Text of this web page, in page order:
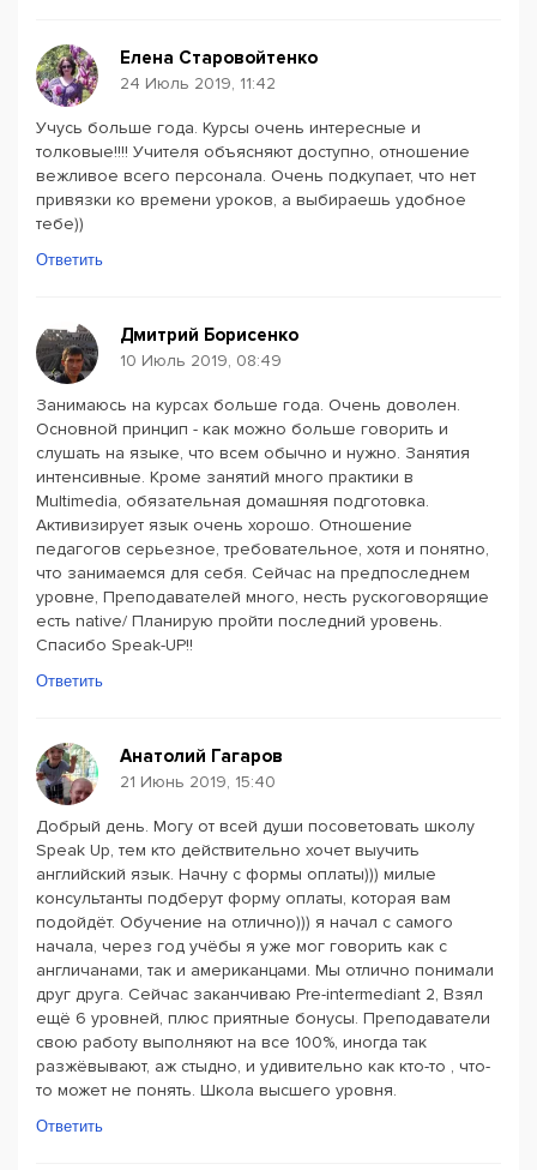
Елена Старовойтенко
24 Июль 2019, 11:42
Учусь больше года. Курсы очень интересные и
толковые!!!! Учителя объясняют доступно, отношение
вежливое всего персонала. Очень подкупает, что нет
привязки ко времени уроков, а выбираешь удобное
тебе))
Ответить
Дмитрий Борисенко
10 Июль 2019, 08:49
Занимаюсь на курсах больше года. Очень доволен.
Основной принцип - как можно больше говорить и
слушать на языке, что всем обычно и нужно. Занятия
интенсивные. Кроме занятий много практики в
Multimedia, обязательная домашняя подготовка.
Активизирует язык очень хорошо. Отношение
педагогов серьезное, требовательное, хотя и понятно,
что занимаемся для себя. Сейчас на предпоследнем
уровне, Преподавателей много, несть рускоговорящие
есть native/ Планирую пройти последний уровень.
Спасибо Speak-UP!!
Ответить
Анатолий Гагаров
21 Июнь 2019, 15:40
Добрый день. Могу от всей души посоветовать школу
Speak Up, тем кто действительно хочет выучить
английский язык. Начну с формы оплаты))) милые
консультанты подберут форму оплаты, которая вам
подойдёт. Обучение на отлично))) я начал с самого
начала, через год учёбы я уже мог говорить как с
англичанами, так и американцами. Мы отлично понимали
друг друга. Сейчас заканчиваю Pre-intermediant 2, Взял
ещё 6 уровней, плюс приятные бонусы. Преподаватели
свою работу выполняют на все 100%, иногда так
разжёвывают, аж стыдно, и удивительно как кто-то , что-
то может не понять. Школа высшего уровня.
Ответить